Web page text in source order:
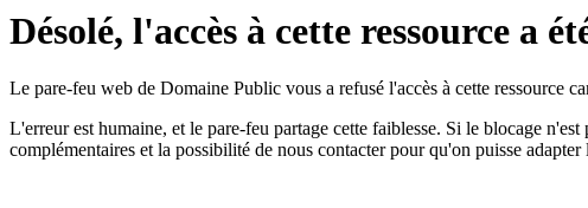
Désolé, l'accès à cette ressource a
Le pare-feu web de Domaine Public vous a refusé l'accès à cette ressource
L'erreur est humaine, et le pare-feu partage cette faiblesse. Si le blocage
complémentaires et la possibilité de nous contacter pour qu'on puisse adapter